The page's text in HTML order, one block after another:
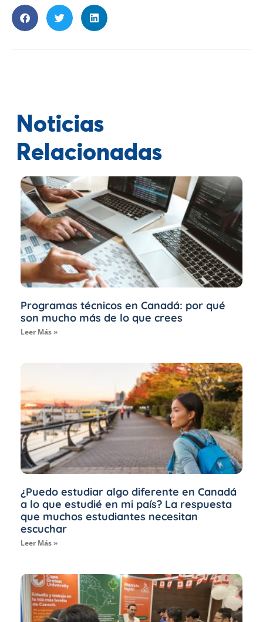
Noticias
Relacionadas
Programas técnicos en Canadá: por qué
son mucho más de lo que crees
Leer Más »
¿Puedo estudiar algo diferente en Canadá
a lo que estudié en mi país? La respuesta
que muchos estudiantes necesitan
escuchar
Leer Más »